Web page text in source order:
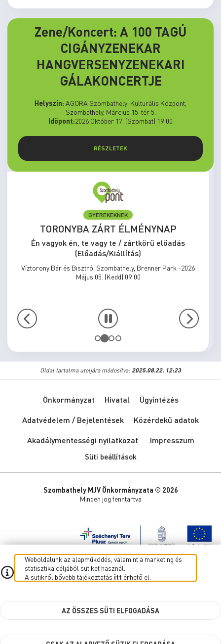
Zene/Koncert: A 100 TAGÚ
CIGÁNYZENEKAR
HANGVERSENYZENEKARI
GÁLAKONCERTJE
Helyszín: AGORA Szombathelyi Kulturális Központ,
Szombathely, Március 15. tér 5.
Időpont:2026 Október 17. (Szombat) 19:00
RÉSZLETEK
GYEREKEKNEK
TORONYBA ZÁRT ÉLMÉNYNAP
Én vagyok én, te vagy te / zártkörű előadás
(Előadás/Kiállítás)
Víztorony Bár és Bisztró, Szombathely, Brenner Park -2026
Május 05. (Kedd) 09:00
Oldal tartalma utoljára módosítva: 2025.08.22. 12:23
Önkormányzat Hivatal
Ügyintézés
Adatvédelem / Bejelentések
Közérdekű adatok
Akadálymentességi nyilatkozat
Impresszum
Süti beállítások
Szombathely MJV Önkormányzata © 2026
Minden jog fenntartva
Weboldalunk az alapműködés, valamint a marketing és
statisztika céljából sütiket használ.
A sütikről bővebb tájékoztatás itt érhető el.
AZ ÖSSZES SÜTI ELFOGADÁSA